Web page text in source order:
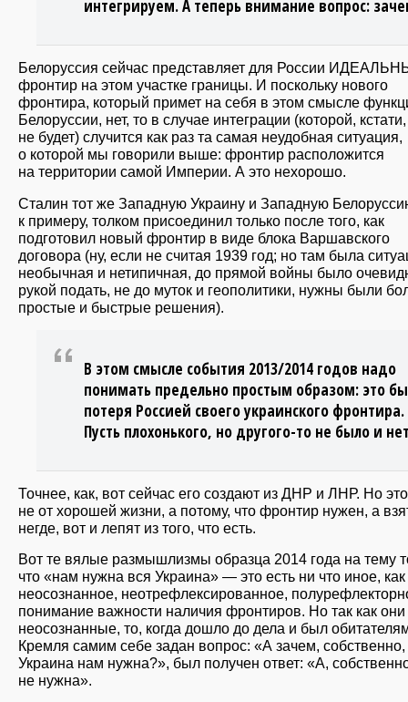
интегрируем. А теперь внимание вопрос:
Белоруссия сейчас представляет для России
фронтир на этом участке границы. И поскольку нового
фронтира, который примет на себя в этом смысле
Белоруссии, нет, то в случае интеграции (которой, кстати,
не будет) случится как раз та самая неудобная ситуация,
о которой мы говорили выше: фронтир расположится
на территории самой Империи. А это нехорошо.
Сталин тот же Западную Украину и Западную
к примеру, толком присоединил только после того, как
подготовил новый фронтир в виде блока Варшавского
договора (ну, если не считая 1939 год; но там была
необычная и нетипичная, до прямой войны было
рукой подать, не до муток и геополитики, нужны были
простые и быстрые решения).
В этом смысле события 2013/2014 годов надо
понимать предельно простым образом: это
потеря Россией своего украинского фронтира.
Пусть плохонького, но другого-то не было и
Точнее, как, вот сейчас его создают из ДНР и ЛНР. Но это
не от хорошей жизни, а потому, что фронтир нужен, а
негде, вот и лепят из того, что есть.
Вот те вялые размышлизмы образца 2014 года на тему
что «нам нужна вся Украина» — это есть ни что иное, как
неосознанное, неотрефлексированное,
понимание важности наличия фронтиров. Но так как они
неосознанные, то, когда дошло до дела и был
Кремля самим себе задан вопрос: «А зачем, собственно,
Украина нам нужна?», был получен ответ: «А,
не нужна».